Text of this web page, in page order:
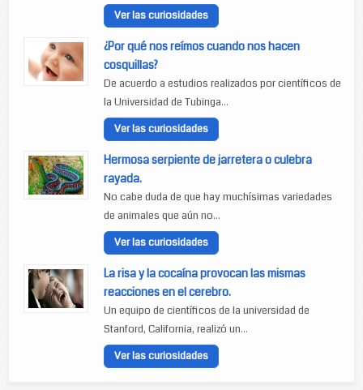
Ver las curiosidades
¿Por qué nos reímos cuando nos hacen
cosquillas?
De acuerdo a estudios realizados por científicos de
la Universidad de Tubinga...
Ver las curiosidades
Hermosa serpiente de jarretera o culebra
rayada.
No cabe duda de que hay muchísimas variedades
de animales que aún no...
Ver las curiosidades
La risa y la cocaína provocan las mismas
reacciones en el cerebro.
Un equipo de científicos de la universidad de
Stanford, California, realizó un...
Ver las curiosidades